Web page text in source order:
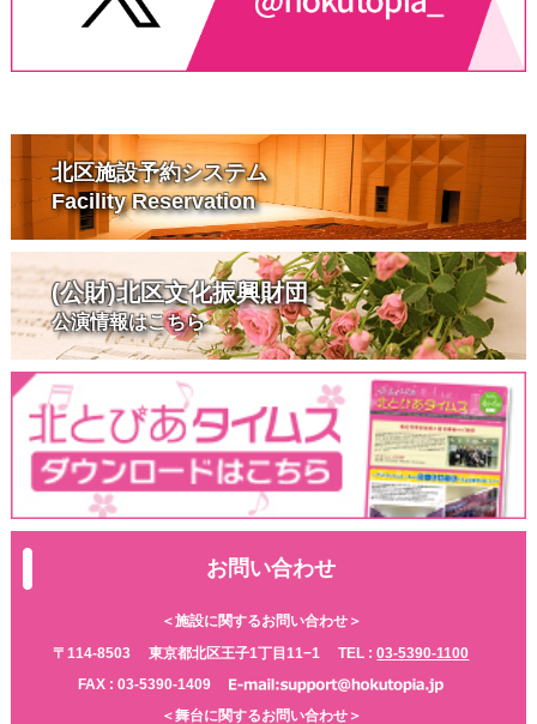
北区施設予約システム
Facility Reservation
(公財)北区文化振興財団
公演情報はこちら
お問い合わせ
＜施設に関するお問い合わせ＞
〒114-8503
東京都北区王子1丁目11−1 TEL :03-5390-1100
FAX : 03-5390-1409
＜舞台に関するお問い合わせ＞